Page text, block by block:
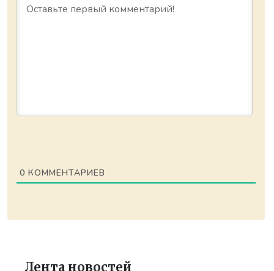
0 КОММЕНТАРИЕВ
Лента новостей